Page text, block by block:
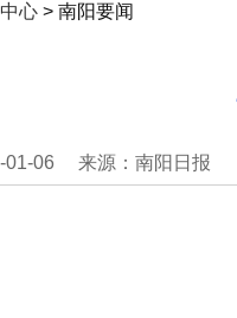
心 > 南阳要闻
01-06 来源：南阳日报